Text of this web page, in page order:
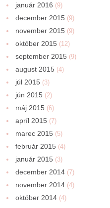
január 2016 (9)
december 2015 (9)
november 2015 (9)
október 2015 (12)
september 2015 (9)
august 2015 (4)
júl 2015 (3)
jún 2015 (2)
máj 2015 (6)
apríl 2015 (7)
marec 2015 (5)
február 2015 (4)
január 2015 (3)
december 2014 (7)
november 2014 (4)
október 2014 (4)